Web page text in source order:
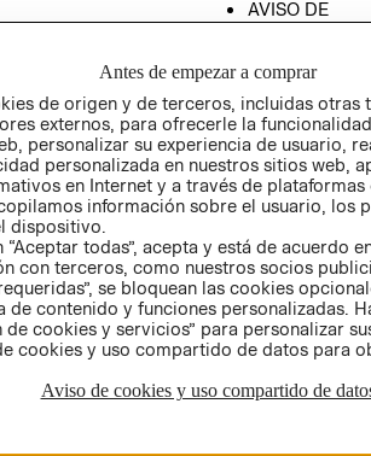
AVISO DE
GIFT CARD
AVISO DE
Antes de empezar a comprar
de origen y de terceros, incluidas otras
externos, para ofrecerle la
personalizar su experiencia de usuario,
personalizada en nuestros sitios web,
en Internet y a través de plataformas
información sobre el usuario, los
dispositivo.
todas”, acepta y está de acuerdo
con terceros, como nuestros socios
se bloquean las cookies
de contenido y funciones personalizadas.
de cookies y servicios” para personalizar
cookies y uso compartido de datos para
Aviso de cookies y uso compartido de